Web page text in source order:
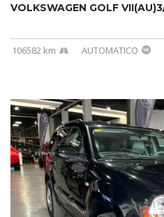
106582 km AUTOMATICO